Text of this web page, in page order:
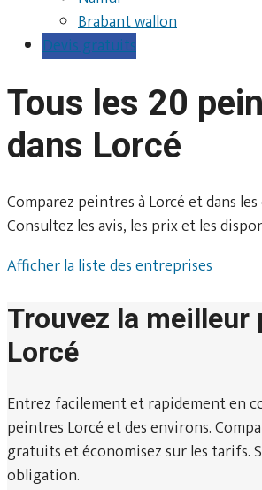
Brabant wallon
Devis gratuits
Tous les 20
dans Lorcé
Comparez peintres à Lorcé et dans
Consultez les avis, les prix et les
Afficher la liste des entreprises
Trouvez la meilleur
Lorcé
Entrez facilement et rapidement en
peintres Lorcé et des environs.
gratuits et économisez sur les tarifs.
obligation.